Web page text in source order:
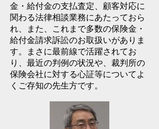
金・給付金の支払査定、顧客対応に
関わる法律相談業務にあたっておら
れ、また、これまで多数の保険金・
給付金請求訴訟のお取扱いがありま
す。まさに最前線で活躍されてお
り、最近の判例の状況や、裁判所の
保険会社に対する心証等についてよ
くご存知の先生方です。